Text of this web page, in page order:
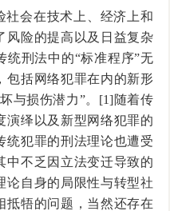
社会在技术上、经济上和
风险的提高以及日益复杂
统刑法中的“标准程序”无
包括网络犯罪在内的新形
与损伤潜力”。[1]随着传
演绎以及新型网络犯罪的
统犯罪的刑法理论也遭受
中不乏因立法变迁导致的
论自身的局限性与转型社
抵牾的问题，当然还存在